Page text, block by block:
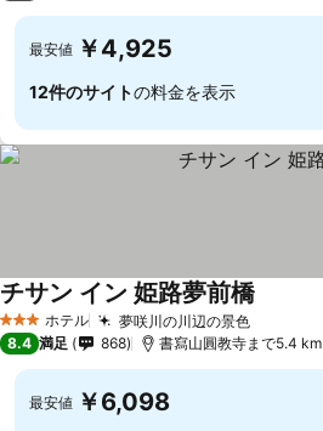
最安値 ￥4,925
12件のサイトの料金を表示
3 ホテルのランク
ホテル 夢咲川の川辺の景色
チサン イン 姫路夢前橋
8.4 満足 868 書寫山圓教寺まで5.4 km
最安値 ￥6,098